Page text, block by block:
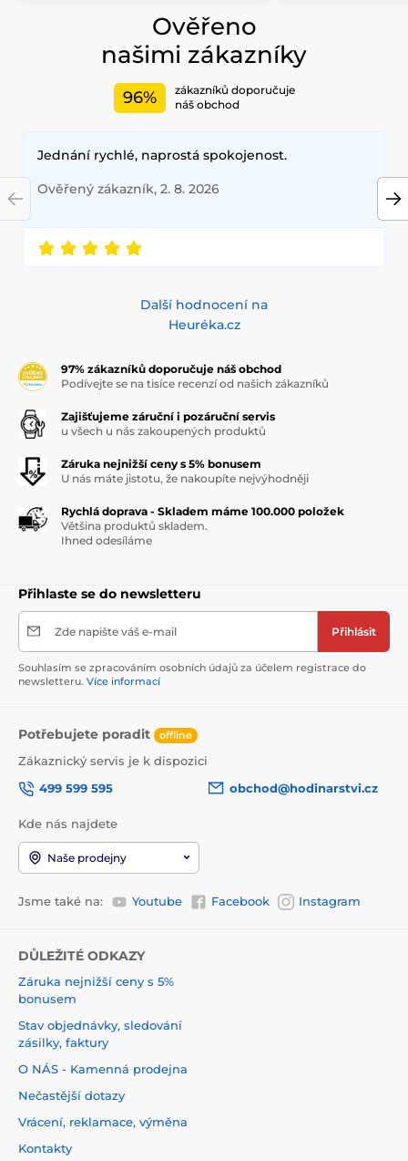
Ověřeno
našimi zákazníky
96%
zákazníků doporučuje
náš obchod
Jednání rychlé, naprostá spokojenost.
Ověřený zákazník, 2. 8. 2026
Další hodnocení na
Heuréka.cz
97% zákazníků doporučuje náš obchod
Podívejte se na tisíce recenzí od našich zákazníků
Zajišťujeme záruční i pozáruční servis
u všech u nás zakoupených produktů
Záruka nejnižší ceny s 5% bonusem
U nás máte jistotu, že nakoupíte nejvýhodněji
Rychlá doprava - Skladem máme 100.000 položek
Většina produktů skladem.
Ihned odesíláme
Přihlaste se do newsletteru
Zde napište váš e-mail Přihlásit
Souhlasím se zpracováním osobních údajů za účelem registrace do
newsletteru. Více informací
Potřebujete poradit offline
Zákaznický servis je k dispozici
499 599 595
obchod@hodinarstvi.cz
Kde nás najdete
Naše prodejny
Jsme také na: Youtube Facebook Instagram
DŮLEŽITÉ ODKAZY
Záruka nejnižší ceny s 5%
bonusem
Stav objednávky, sledování
zásilky, faktury
O NÁS - Kamenná prodejna
Nečastější dotazy
Vrácení, reklamace, výměna
Kontakty